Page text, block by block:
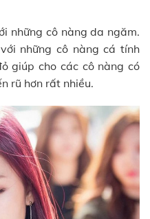
những cô nàng da ngăm.
những cô nàng cá tính
giúp cho các cô nàng có
rũ hơn rất nhiều.